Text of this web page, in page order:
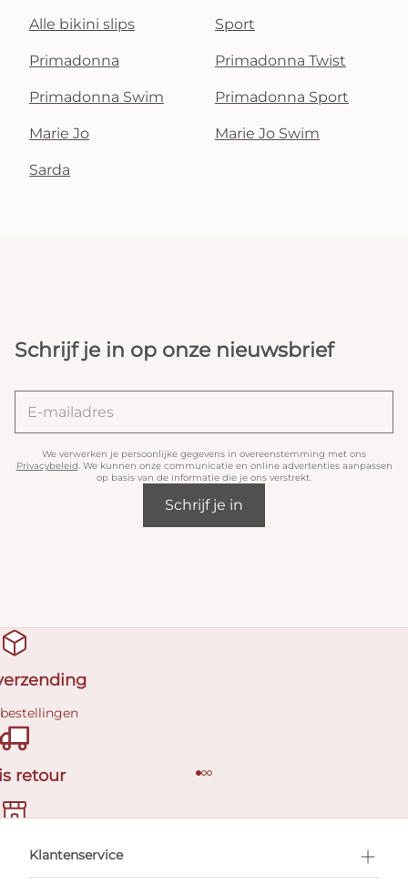
Alle bikini slips Sport
Primadonna Primadonna Twist
Primadonna Swim Primadonna Sport
Marie Jo Marie Jo Swim
Sarda
Schrijf je in op onze nieuwsbrief
We verwerken je persoonlijke gegevens in overeenstemming met ons
Privacybeleid. We kunnen onze communicatie en online advertenties aanpassen
op basis van de informatie die je ons verstrekt.
Schrijf je in
retour
afspraak
Klantenservice